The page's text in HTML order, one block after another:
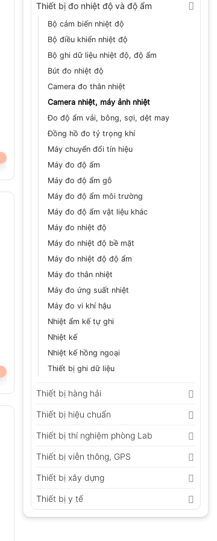
Thiết bị đo nhiệt độ và độ ẩm
Bộ cảm biến nhiệt độ
Bộ điều khiển nhiệt độ
Bộ ghi dữ liệu nhiệt độ, độ ẩm
Bút đo nhiệt độ
Camera đo thân nhiệt
Camera nhiệt, máy ảnh nhiệt
Đo độ ẩm vải, bông, sợi, dệt may
Đồng hồ đo tỷ trọng khí
Máy chuyển đổi tín hiệu
Máy đo độ ẩm
Máy đo độ ẩm gỗ
Máy đo độ ẩm môi trường
Máy đo độ ẩm vật liệu khác
Máy đo nhiệt độ
Máy đo nhiệt độ bề mặt
Máy đo nhiệt độ độ ẩm
Máy đo thân nhiệt
Máy đo ứng suất nhiệt
Máy đo vi khí hậu
Nhiệt ẩm kế tự ghi
Nhiệt kế
Nhiệt kế hồng ngoại
Thiết bị ghi dữ liệu
Thiết bị hàng hải
Thiết bị hiệu chuẩn
Thiết bị thí nghiệm phòng Lab
Thiết bị viễn thông, GPS
Thiết bị xây dựng
Thiết bị y tế